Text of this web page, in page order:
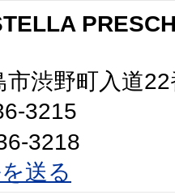
渋野町入道22
3215
3218
送る